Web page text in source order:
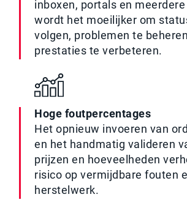
inboxen, portals en
wordt het moeilijker om
volgen, problemen te
prestaties te verbeteren.
Hoge foutpercentages
Het opnieuw invoeren van
en het handmatig valideren
prijzen en hoeveelheden
risico op vermijdbare fouten
herstelwerk.